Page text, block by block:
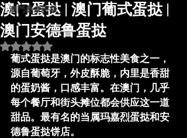
澳門桑拿評級
澳门蛋挞 | 澳门葡式蛋挞 |
澳门安德鲁蛋挞
評等為 NaN（最高為 5 顆星）。
葡式蛋挞是澳门的标志性美食之一，
源自葡萄牙，外皮酥脆，内里是香甜
的蛋奶酱，口感丰富。在澳门，几乎
每个餐厅和街头摊位都会供应这一道
甜品。最有名的当属玛嘉烈蛋挞和安
德鲁蛋挞饼店。